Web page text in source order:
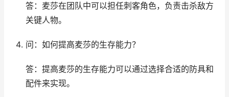
答：麦莎在团队中可以担任刺客角色，负责击杀敌方
关键人物。
问：如何提高麦莎的生存能力？
答：提高麦莎的生存能力可以通过选择合适的防具和
配件来实现。